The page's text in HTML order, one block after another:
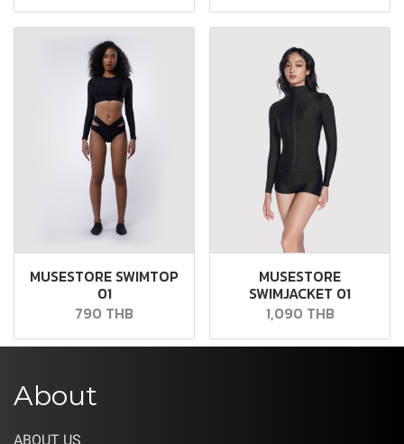
MUSESTORE SWIMTOP
01
790 THB
MUSESTORE
SWIMJACKET 01
1,090 THB
About
ABOUT US